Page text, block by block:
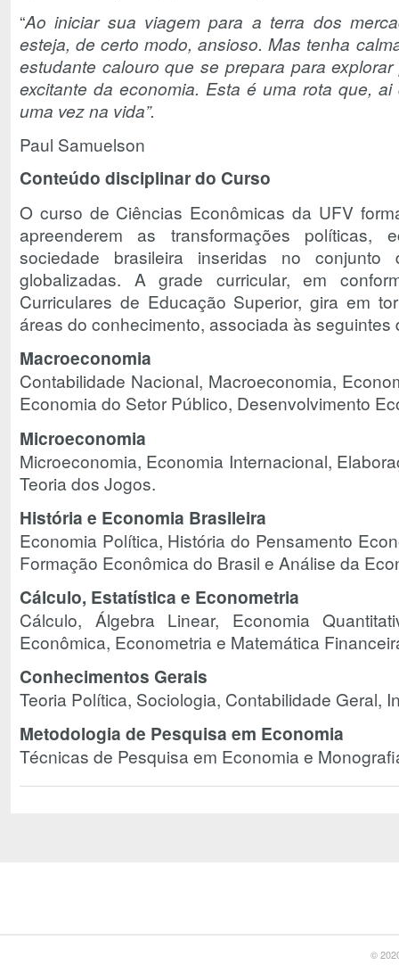
“Ao iniciar sua viagem para a terra dos
esteja, de certo modo, ansioso. Mas tenha
estudante calouro que se prepara para
excitante da economia. Esta é uma rota que,
uma vez na vida”.
Paul Samuelson
Conteúdo disciplinar do Curso
O curso de Ciências Econômicas da UFV
apreenderem as transformações políticas,
sociedade brasileira inseridas no conjunto
globalizadas. A grade curricular, em
Curriculares de Educação Superior, gira em
áreas do conhecimento, associada às seguintes
Macroeconomia
Contabilidade Nacional, Macroeconomia,
Economia do Setor Público, Desenvolvimento
Microeconomia
Microeconomia, Economia Internacional,
Teoria dos Jogos.
História e Economia Brasileira
Economia Política, História do Pensamento
Formação Econômica do Brasil e Análise da
Cálculo, Estatística e Econometria
Cálculo, Álgebra Linear, Economia
Econômica, Econometria e Matemática
Conhecimentos Gerais
Teoria Política, Sociologia, Contabilidade Geral,
Metodologia de Pesquisa em Economia
Técnicas de Pesquisa em Economia e
©